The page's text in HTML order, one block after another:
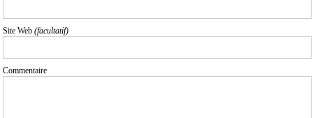
Site Web (facultatif)
Commentaire